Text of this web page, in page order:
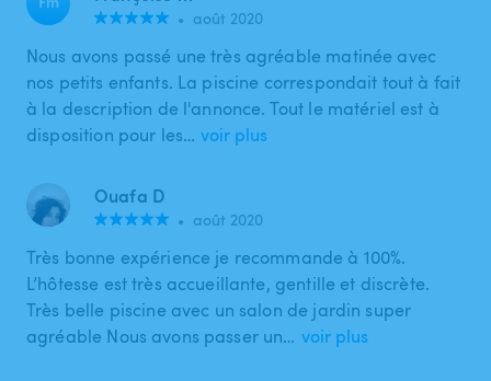
• août 2020
Nous avons passé une très agréable matinée avec
nos petits enfants. La piscine correspondait tout à fait
à la description de l'annonce. Tout le matériel est à
disposition pour les… voir plus
Ouafa D
• août 2020
Très bonne expérience je recommande à 100%.
L’hôtesse est très accueillante, gentille et discrète.
Très belle piscine avec un salon de jardin super
agréable Nous avons passer un… voir plus